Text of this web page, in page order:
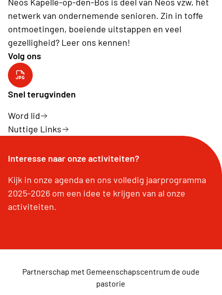
netwerk van ondernemende senioren. Zin in toffe
ontmoetingen, boeiende uitstappen en veel
gezelligheid? Leer ons kennen!
Volg ons
YouTube kanaal
Snel terugvinden
Word lid
Nuttige Links
Interesse naar onze activiteiten?
Kijk in onze agenda en ons volledig jaarprogramma
2025-2026 om een idee te krijgen van al onze
activiteiten.
Partnerschap met Gemeenschapscentrum de oude
pastorie